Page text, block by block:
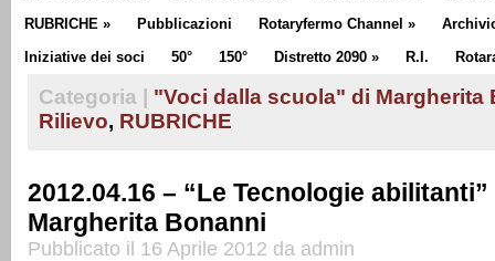
RUBRICHE » Pubblicazioni Rotaryfermo Channel »
Iniziative dei soci
50° 150° Distretto 2090 » R.I.
Categoria |
"Voci dalla scuola" di Margherita
Rilievo, RUBRICHE
2012.04.16 – “Le Tecnologie abilitanti”
Margherita Bonanni
Pubblicato il 16 Aprile 2012 da admin